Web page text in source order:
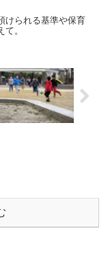
けられる基準や保育
。